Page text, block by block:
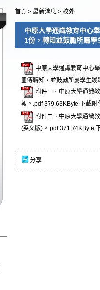
首頁 > 最新消息 > 校外
中原大學通識教育中心
1份，轉知並鼓勵所屬學
中原大學通識教育中心
宣傳轉知，並鼓勵所屬學生踴
附件一、中原大學通識
報。.pdf 379.63KByte
下載附
附件二、中原大學通識
(英文版)。.pdf 371.74KByte
分享